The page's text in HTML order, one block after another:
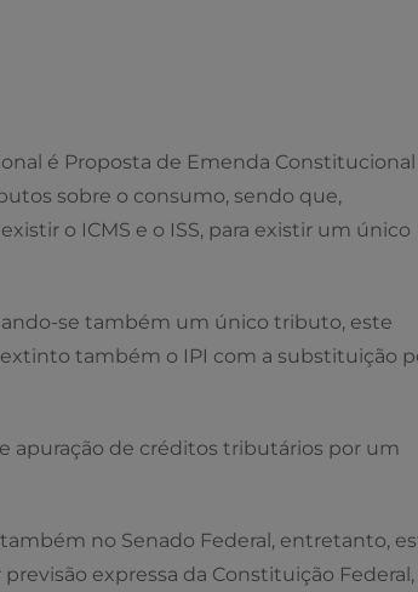
é Proposta de Emenda Constitucional
sobre o consumo, sendo que,
o ICMS e o ISS, para existir um único
se também um único tributo, este
extinto também o IPI com a substituição
apuração de créditos tributários por um
também no Senado Federal, entretanto,
expressa da Constituição Federal,